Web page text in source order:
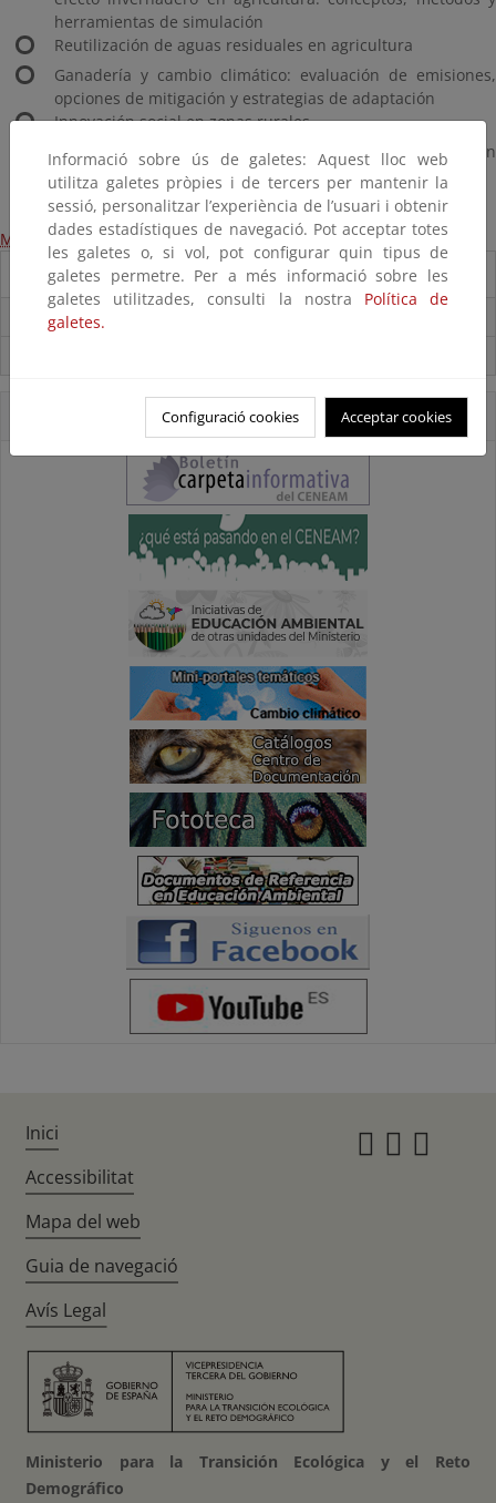
herramientas de simulación
Reutilización de aguas residuales en agricultura
Ganadería y cambio climático: evaluación de emisiones,
opciones de mitigación y estrategias de adaptación
Innovación social en zonas rurales
Evaluación de la sostenibilidad de los alimentos: un
enfoque metodológico
Más información
Destacados
Carpeta Informativa del CENEAM.
Informació sobre ús de galetes: Aquest lloc web
utilitza galetes pròpies i de tercers per mantenir la
sessió, personalitzar l’experiència de l’usuari i obtenir
dades estadístiques de navegació. Pot acceptar totes
les galetes o, si vol, pot configurar quin tipus de
galetes permetre. Per a més informació sobre les
galetes utilitzades, consulti la nostra Política de
galetes.
Configuració cookies Acceptar cookies
Inici
Accessibilitat
Mapa del web
Guia de navegació
Avís Legal
Ministerio para la Transición Ecológica y el Reto
Demográfico